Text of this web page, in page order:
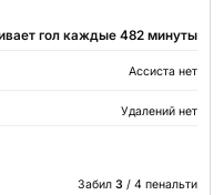
гол каждые 482 минуты
Ассиста нет
Удалений нет
Забил 3 / 4 пенальти